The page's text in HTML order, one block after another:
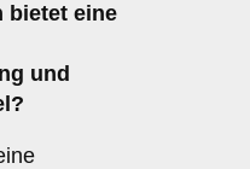
bietet eine
und